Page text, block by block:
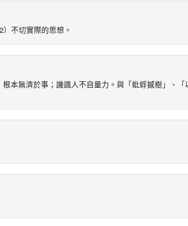
不切實際的思想。
本無濟於事；譏諷人不自量力。與「蚍蜉撼樹」、「